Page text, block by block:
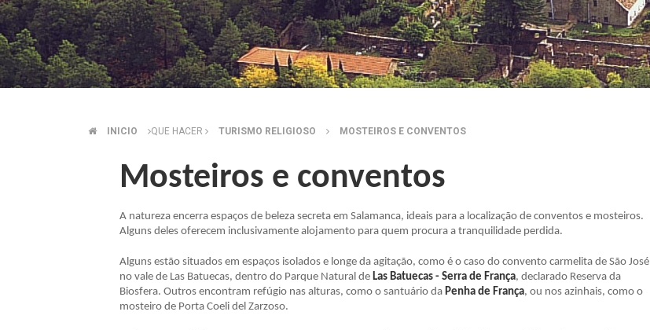
BREADCRUMB
INICIO QUE HACER TURISMO RELIGIOSO MOSTEIROS E CONVENTOS
Mosteiros e conventos
A natureza encerra espaços de beleza secreta em Salamanca, ideais para a localização de conventos e mosteiros.
Alguns deles oferecem inclusivamente alojamento para quem procura a tranquilidade perdida.
Alguns estão situados em espaços isolados e longe da agitação, como é o caso do convento carmelita de São José
no vale de Las Batuecas, dentro do Parque Natural de Las Batuecas - Serra de França, declarado Reserva da
Biosfera. Outros encontram refúgio nas alturas, como o santuário da Penha de França, ou nos azinhais, como o
mosteiro de Porta Coeli del Zarzoso.